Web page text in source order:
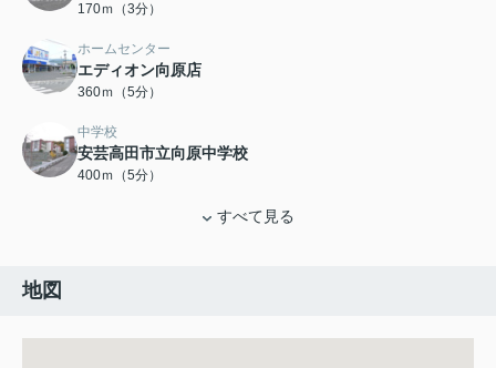
170ｍ（3分）
ホームセンター
エディオン向原店
360ｍ（5分）
中学校
安芸高田市立向原中学校
400ｍ（5分）
すべて見る
地図